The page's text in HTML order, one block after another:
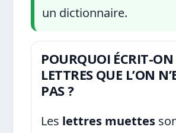
un dictionnaire.
POURQUOI ÉCRIT-ON
LETTRES QUE L’ON
PAS ?
Les lettres muettes